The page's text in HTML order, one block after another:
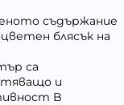
съдържание
блясък на
са
и
B